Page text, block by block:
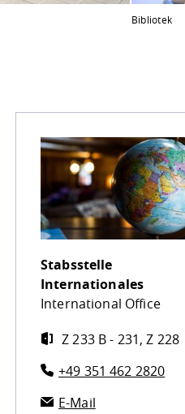
Bibliotek
Stabsstelle
Internationales
International Office
Z 233 B - 231, Z 228
+49 351 462 2820
E-Mail